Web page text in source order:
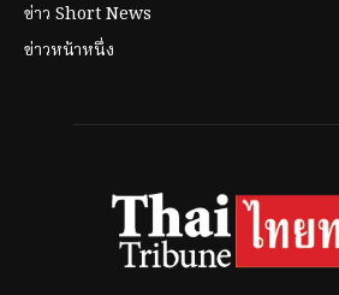
ข่าว Short News
ข่าวหน้าหนึ่ง